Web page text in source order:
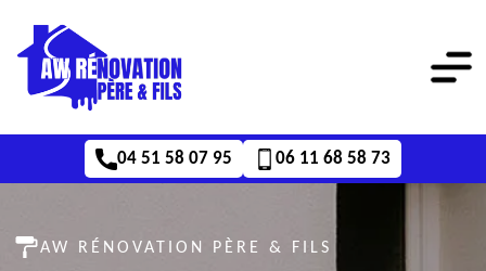
04 51 58 07 95 06 11 68 58 73
AW RÉNOVATION PÈRE & FILS